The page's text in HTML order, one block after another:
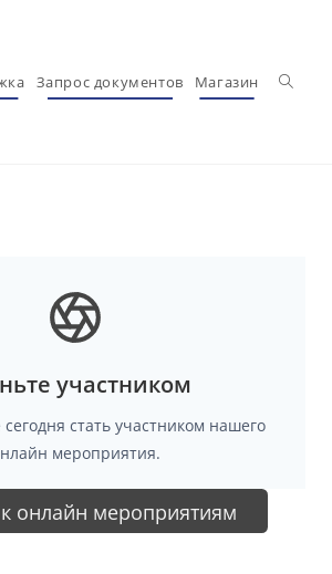
Запрос документов Магазин
участником
стать участником нашего
мероприятия.
онлайн мероприятиям